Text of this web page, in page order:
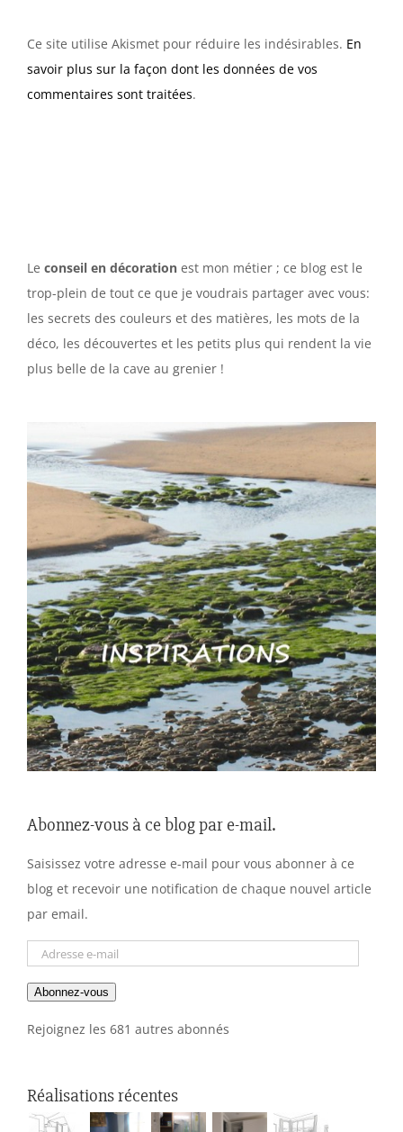
Ce site utilise Akismet pour réduire les indésirables. En
savoir plus sur la façon dont les données de vos
commentaires sont traitées.
Le conseil en décoration est mon métier ; ce blog est le
trop-plein de tout ce que je voudrais partager avec vous:
les secrets des couleurs et des matières, les mots de la
déco, les découvertes et les petits plus qui rendent la vie
plus belle de la cave au grenier !
Abonnez-vous à ce blog par e-mail.
Saisissez votre adresse e-mail pour vous abonner à ce
blog et recevoir une notification de chaque nouvel article
par email.
Adresse
mail
Abonnez-vous
Rejoignez les 681 autres abonnés
Réalisations récentes